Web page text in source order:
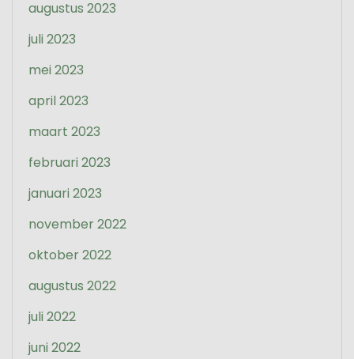
augustus 2023
juli 2023
mei 2023
april 2023
maart 2023
februari 2023
januari 2023
november 2022
oktober 2022
augustus 2022
juli 2022
juni 2022